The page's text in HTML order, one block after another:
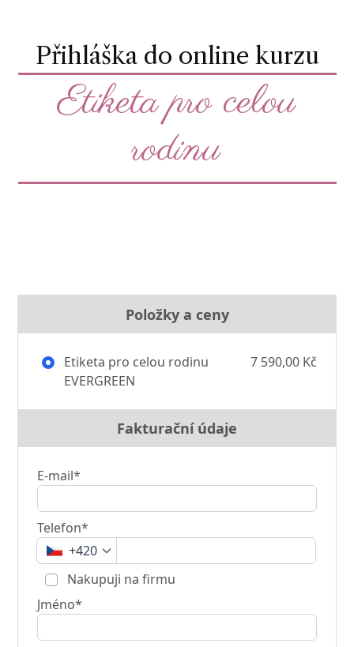
Přihláška do online kurzu
Etiketa pro celou
rodinu
Položky a ceny
Etiketa pro celou rodinu
EVERGREEN
7 590,00 Kč
Fakturační údaje
E-mail*
Telefon*
+420
Nakupuji na firmu
Jméno*